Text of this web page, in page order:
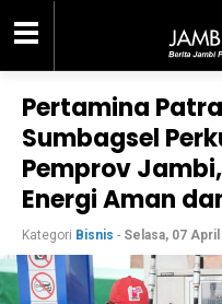
Pertamina
Sumbagsel
Pemprov
Energi Aman
Kategori Bisnis - Selasa, 07